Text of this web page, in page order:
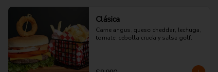
Clásica
Carne angus, queso cheddar, lechuga,
tomate, cebolla cruda y salsa golf.